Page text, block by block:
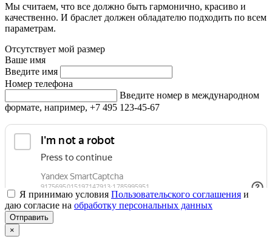
Мы считаем, что все должно быть гармонично, красиво и
качественно. И браслет должен обладателю подходить по всем
параметрам.
Отсутствует мой размер
Ваше имя
Введите имя
Номер телефона
Введите номер в международном
формате, например, +7 495 123-45-67
Я принимаю условия Пользовательского соглашения и
даю согласие на обработку персональных данных
×